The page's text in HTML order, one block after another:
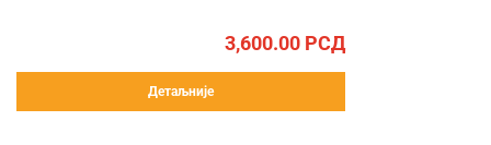
3,600.00 РСД
Детаљније